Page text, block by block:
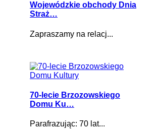
Wojewódzkie obchody Dnia
Straż…
Zapraszamy na relacj...
70-lecie Brzozowskiego
Domu Ku…
Parafrazując: 70 lat...